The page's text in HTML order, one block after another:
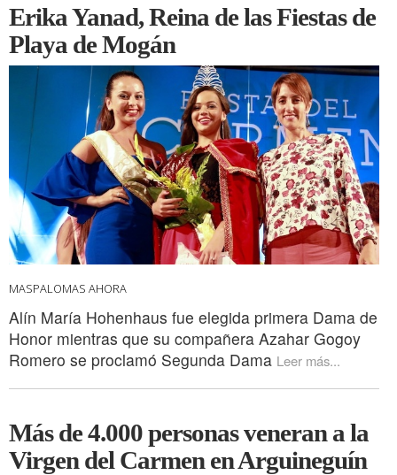
Erika Yanad, Reina de las Fiestas de
Playa de Mogán
MASPALOMAS AHORA
Alín María Hohenhaus fue elegida primera Dama de
Honor mientras que su compañera Azahar Gogoy
Romero se proclamó Segunda Dama Leer más...
Más de 4.000 personas veneran a la
Virgen del Carmen en Arguineguín